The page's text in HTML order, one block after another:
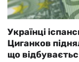
Українці
Циганков
що